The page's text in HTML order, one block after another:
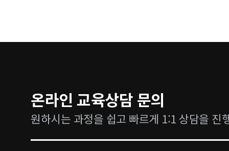
온라인 교육상담 문의
원하시는 과정을 쉽고 빠르게 1:1 상담을 진